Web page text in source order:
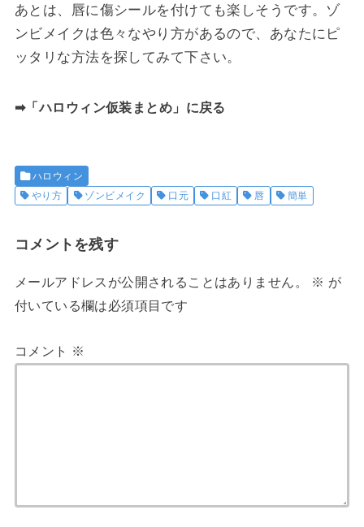
あとは、唇に傷シールを付けても楽しそうです。ゾ
ンビメイクは色々なやり方があるので、あなたにピ
ッタリな方法を探してみて下さい。
➡「ハロウィン仮装まとめ」に戻る
ハロウィン
やり方
ゾンビメイク 口元 口紅 唇 簡単
コメントを残す
メールアドレスが公開されることはありません。 ※ が
付いている欄は必須項目です
コメント ※